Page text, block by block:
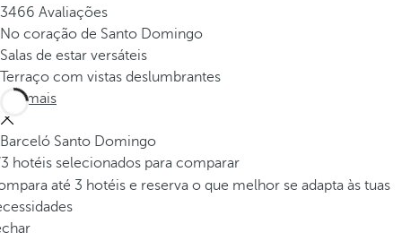
3466 Avaliações
No coração de Santo Domingo
Salas de estar versáteis
Terraço com vistas deslumbrantes
Ver mais
Barceló Santo Domingo
hotéis selecionados para comparar
até 3 hotéis e reserva o que melhor se adapta às tuas